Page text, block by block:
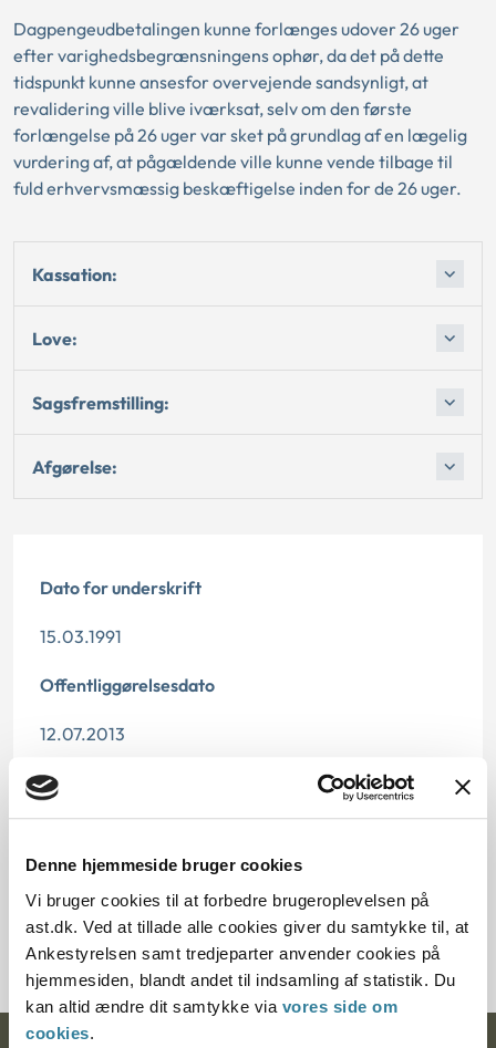
Denne hjemmeside bruger cookies
Vi bruger cookies til at forbedre brugeroplevelsen på
ast.dk. Ved at tillade alle cookies giver du samtykke til, at
Ankestyrelsen samt tredjeparter anvender cookies på
hjemmesiden, blandt andet til indsamling af statistik. Du
kan altid ændre dit samtykke via vores side om
cookies.
Dagpengeudbetalingen kunne forlænges udover 26 uger
efter varighedsbegrænsningens ophør, da det på dette
tidspunkt kunne ansesfor overvejende sandsynligt, at
revalidering ville blive iværksat, selv om den første
forlængelse på 26 uger var sket på grundlag af en lægelig
vurdering af, at pågældende ville kunne vende tilbage til
fuld erhvervsmæssig beskæftigelse inden for de 26 uger.
Kassation:
Love:
Sagsfremstilling:
Afgørelse:
Dato for underskrift
15.03.1991
Offentliggørelsesdato
12.07.2013
Paragraf
283-4290